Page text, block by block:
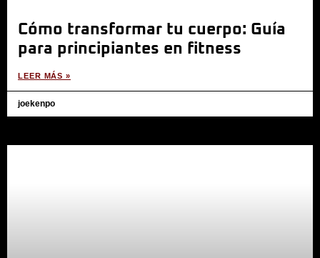
Cómo transformar tu cuerpo: Guía
para principiantes en fitness
LEER MÁS »
joekenpo